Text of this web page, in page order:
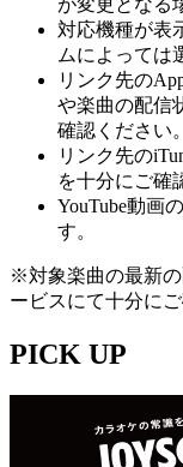
が変更となる
対応機種が表
ムによっては
リンク先の
や楽曲の配信
確認ください。
リンク先の
を十分にご確
YouTube動画
す。
※対象楽曲の最新
ービスにて十分に
PICK UP